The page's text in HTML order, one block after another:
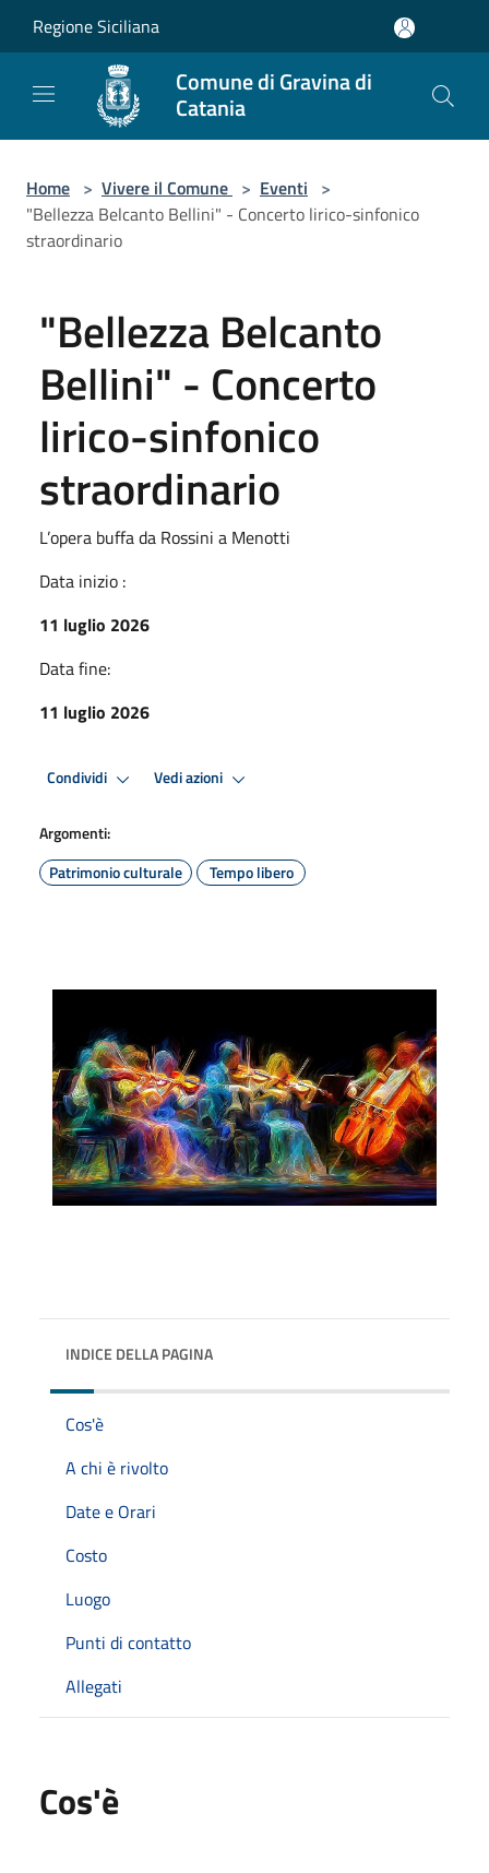
Regione Siciliana
Comune di Gravina di
Catania
Home > Vivere il Comune > Eventi >
"Bellezza Belcanto Bellini" - Concerto lirico-sinfonico
straordinario
"Bellezza Belcanto
Bellini" - Concerto
lirico-sinfonico
straordinario
L’opera buffa da Rossini a Menotti
Data inizio :
11 luglio 2026
Data fine:
11 luglio 2026
Condividi Vedi azioni
Argomenti:
Patrimonio culturale
Tempo libero
INDICE DELLA PAGINA
Cos'è
A chi è rivolto
Date e Orari
Costo
Luogo
Punti di contatto
Allegati
Cos'è